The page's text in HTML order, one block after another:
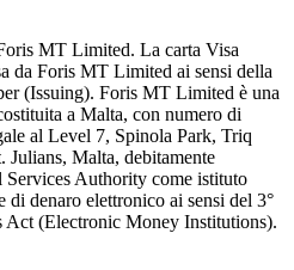
MT Limited. La carta Visa
da Foris MT Limited ai sensi della
(Issuing). Foris MT Limited è una
a Malta, con numero di
al Level 7, Spinola Park, Triq
Malta, debitamente
Authority come istituto
denaro elettronico ai sensi del 3°
(Electronic Money Institutions).